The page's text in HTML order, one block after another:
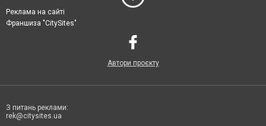
Реклама на сайті
Франшиза "CitySites"
Автори проєкту
З питань реклами:
rek@citysites.ua